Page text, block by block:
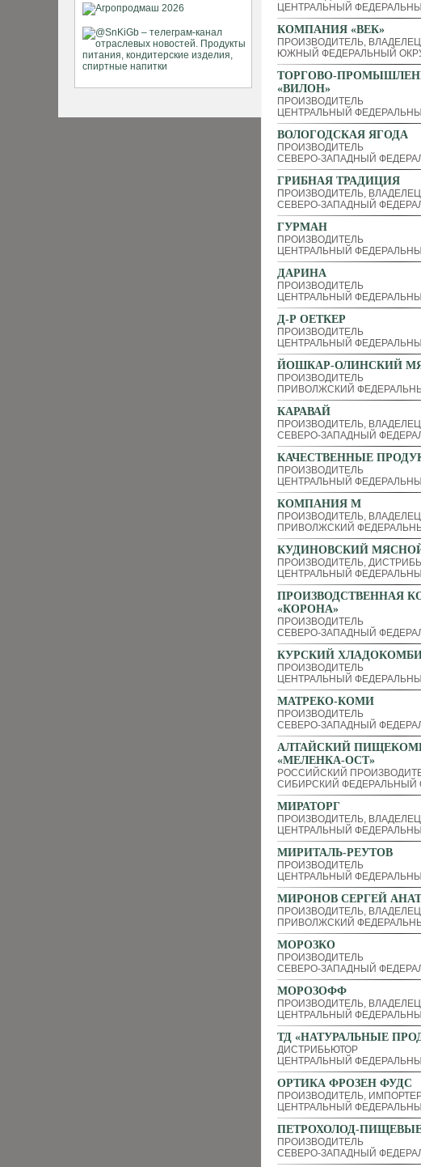
ЦЕНТРАЛЬНЫЙ
КОМПАНИЯ «ВЕК»
ПРОИЗВОДИТЕЛЬ,
ЮЖНЫЙ ФЕДЕРАЛЬНЫЙ
ТОРГОВО-
«ВИЛОН»
ПРОИЗВОДИТЕЛЬ
ЦЕНТРАЛЬНЫЙ
ВОЛОГОДСКАЯ ЯГОДА
ПРОИЗВОДИТЕЛЬ
СЕВЕРО-ЗАПАДНЫЙ
ГРИБНАЯ ТРАДИЦИЯ
ПРОИЗВОДИТЕЛЬ,
СЕВЕРО-ЗАПАДНЫЙ
ГУРМАН
ПРОИЗВОДИТЕЛЬ
ЦЕНТРАЛЬНЫЙ
ДАРИНА
ПРОИЗВОДИТЕЛЬ
ЦЕНТРАЛЬНЫЙ
Д-Р ОЕТКЕР
ПРОИЗВОДИТЕЛЬ
ЦЕНТРАЛЬНЫЙ
ЙОШКАР-ОЛИНСКИЙ
ПРОИЗВОДИТЕЛЬ
ПРИВОЛЖСКИЙ
КАРАВАЙ
ПРОИЗВОДИТЕЛЬ,
СЕВЕРО-ЗАПАДНЫЙ
КАЧЕСТВЕННЫЕ
ПРОИЗВОДИТЕЛЬ
ЦЕНТРАЛЬНЫЙ
КОМПАНИЯ М
ПРОИЗВОДИТЕЛЬ,
ПРИВОЛЖСКИЙ
КУДИНОВСКИЙ
ПРОИЗВОДИТЕЛЬ,
ЦЕНТРАЛЬНЫЙ
ПРОИЗВОДСТВЕННАЯ
«КОРОНА»
ПРОИЗВОДИТЕЛЬ
СЕВЕРО-ЗАПАДНЫЙ
КУРСКИЙ
ПРОИЗВОДИТЕЛЬ
ЦЕНТРАЛЬНЫЙ
МАТРЕКО-КОМИ
ПРОИЗВОДИТЕЛЬ
СЕВЕРО-ЗАПАДНЫЙ
АЛТАЙСКИЙ
«МЕЛЕНКА-ОСТ»
РОССИЙСКИЙ
СИБИРСКИЙ ФЕДЕРАЛЬНЫЙ
МИРАТОРГ
ПРОИЗВОДИТЕЛЬ,
ЦЕНТРАЛЬНЫЙ
МИРИТАЛЬ-РЕУТОВ
ПРОИЗВОДИТЕЛЬ
ЦЕНТРАЛЬНЫЙ
МИРОНОВ СЕРГЕЙ
ПРОИЗВОДИТЕЛЬ,
ПРИВОЛЖСКИЙ
МОРОЗКО
ПРОИЗВОДИТЕЛЬ
СЕВЕРО-ЗАПАДНЫЙ
МОРОЗОФФ
ПРОИЗВОДИТЕЛЬ,
ЦЕНТРАЛЬНЫЙ
ТД «НАТУРАЛЬНЫЕ
ДИСТРИБЬЮТОР
ЦЕНТРАЛЬНЫЙ
ОРТИКА ФРОЗЕН ФУДС
ПРОИЗВОДИТЕЛЬ,
ЦЕНТРАЛЬНЫЙ
ПЕТРОХОЛОД-
ПРОИЗВОДИТЕЛЬ
СЕВЕРО-ЗАПАДНЫЙ